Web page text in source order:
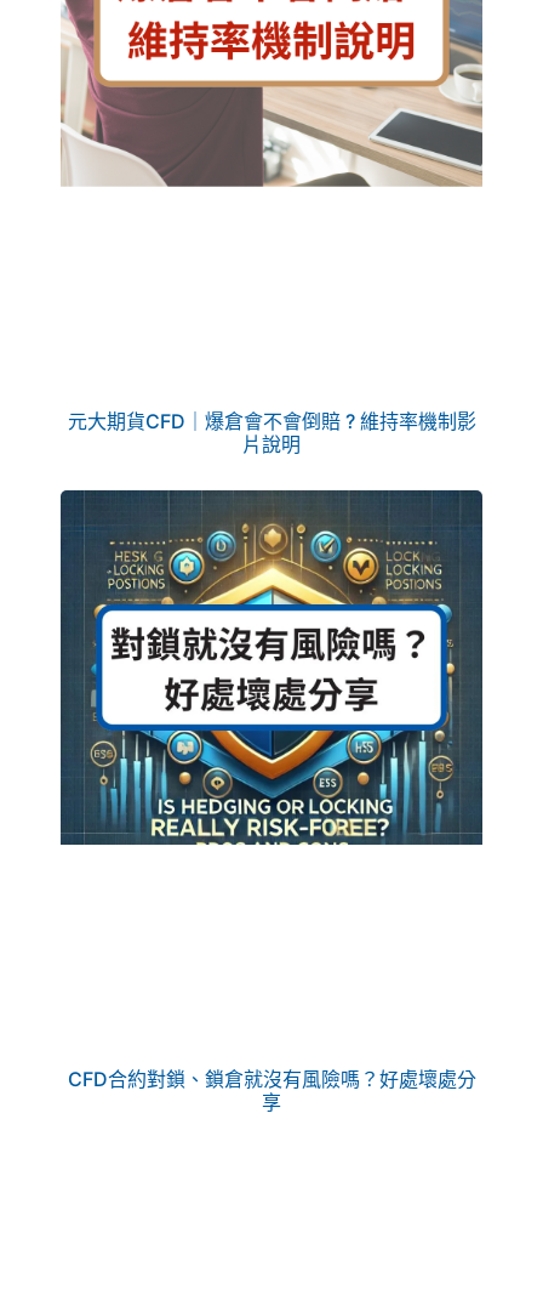
元大期貨CFD｜爆倉會不會倒賠 ? 維持率機制影
片說明
CFD合約對鎖、鎖倉就沒有風險嗎？好處壞處分
享